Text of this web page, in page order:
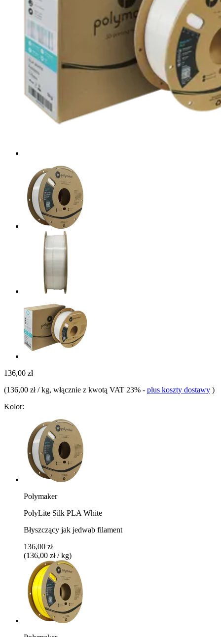
136,00 zł
(136,00 zł / kg, włącznie z kwotą VAT 23% - plus koszty dostawy )
Kolor:
Polymaker
PolyLite Silk PLA White
Błyszczący jak jedwab filament
136,00 zł
(136,00 zł / kg)